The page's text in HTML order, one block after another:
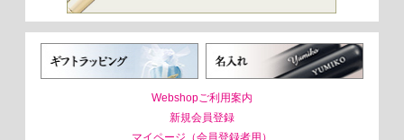
Webshopご利用案内
新規会員登録
マイページ（会員登録者用）